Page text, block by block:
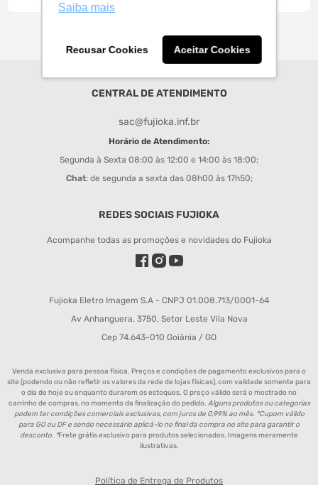
Saiba mais
Recusar Cookies Aceitar Cookies
CENTRAL DE ATENDIMENTO
sac@fujioka.inf.br
Horário de Atendimento:
Segunda à Sexta 08:00 às 12:00 e 14:00 às 18:00;
Chat: de segunda a sexta das 08h00 às 17h50;
REDES SOCIAIS FUJIOKA
Acompanhe todas as promoções e novidades do Fujioka
Fujioka Eletro Imagem S.A - CNPJ 01.008.713/0001-64
Av Anhanguera, 3750, Setor Leste Vila Nova
Cep 74.643-010 Goiânia / GO
Venda exclusiva para pessoa física. Preços e condições de pagamento exclusivos para o
site (podendo ou não refletir os valores da rede de lojas físicas), com validade somente para
o dia de hoje ou enquanto durarem os estoques. O preço válido será o mostrado no
carrinho de compras, no momento da finalização do pedido. Alguns produtos ou categorias
podem ter condições comerciais exclusivas, com juros de 0,99% ao mês. *Cupom válido
para GO ou DF e sendo necessário aplicá-lo no final da compra no site para garantir o
desconto. *Frete grátis exclusivo para produtos selecionados. Imagens meramente
ilustrativas.
Política de Entrega de Produtos